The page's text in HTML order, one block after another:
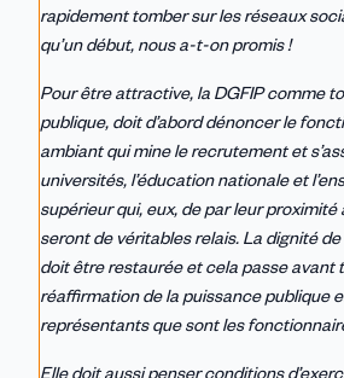
rapidement tomber sur les réseaux
qu’un début, nous a-t-on promis !
Pour être attractive, la DGFIP comme
publique, doit d’abord dénoncer le
ambiant qui mine le recrutement et
universités, l’éducation nationale et
supérieur qui, eux, de par leur
seront de véritables relais. La dignité
doit être restaurée et cela passe avant
réaffirmation de la puissance publique
représentants que sont les
Elle doit aussi penser conditions